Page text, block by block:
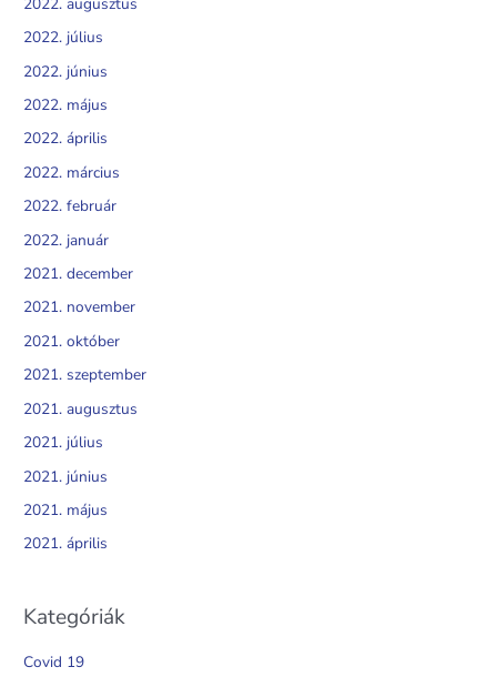
2022. július
2022. június
2022. május
2022. április
2022. március
2022. február
2022. január
2021. december
2021. november
2021. október
2021. szeptember
2021. augusztus
2021. július
2021. június
2021. május
2021. április
Kategóriák
Covid 19